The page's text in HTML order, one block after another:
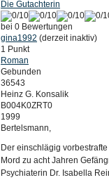
Die Gutachterin
bei 0 Bewertungen
gina1992 (derzeit inaktiv)
1 Punkt
Roman
Gebunden
36543
Heinz G. Konsalik
B004K0ZRT0
1999
Bertelsmann,
Der einschlägig
Mord zu acht Jahren
Psychiaterin Dr. Isabella